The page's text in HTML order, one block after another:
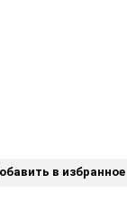
в избранное